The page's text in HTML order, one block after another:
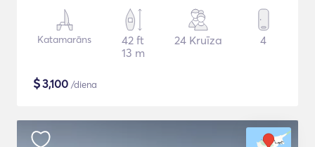
Katamarāns
42 ft
13 m
24 Kruīza 4
$3,100 /diena